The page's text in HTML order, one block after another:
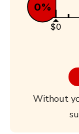
$0
0%
Without